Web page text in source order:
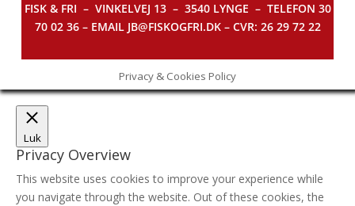
FISK & FRI – VINKELVEJ 13 – 3540 LYNGE – TELEFON 30
70 02 36 – EMAIL JB@FISKOGFRI.DK – CVR: 26 29 72 22
Privacy & Cookies Policy
Luk
Privacy Overview
This website uses cookies to improve your experience while
you navigate through the website. Out of these cookies, the